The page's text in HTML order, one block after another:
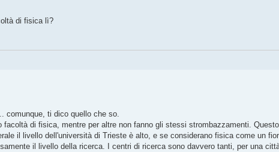
di fisica lì?
comunque, ti dico quello che so.
di fisica, mentre per altre non fanno gli stessi strombazzamenti.
il livello dell'università di Trieste è alto, e se considerano fisica come un
il livello della ricerca. I centri di ricerca sono davvero tanti, per una